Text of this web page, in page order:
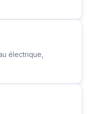
électrique,